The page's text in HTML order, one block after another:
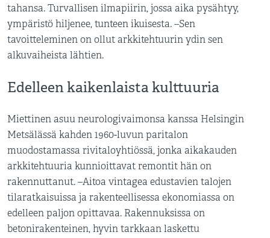
tahansa. Turvallisen ilmapiirin, jossa aika pysähtyy,
ympäristö hiljenee, tunteen ikuisesta. –Sen
tavoitteleminen on ollut arkkitehtuurin ydin sen
alkuvaiheista lähtien.
Edelleen kaikenlaista kulttuuria
Miettinen asuu neurologivaimonsa kanssa Helsingin
Metsälässä kahden 1960-luvun paritalon
muodostamassa rivitaloyhtiössä, jonka aikakauden
arkkitehtuuria kunnioittavat remontit hän on
rakennuttanut. –Aitoa vintagea edustavien talojen
tilaratkaisuissa ja rakenteellisessa ekonomiassa on
edelleen paljon opittavaa. Rakennuksissa on
betonirakenteinen, hyvin tarkkaan laskettu